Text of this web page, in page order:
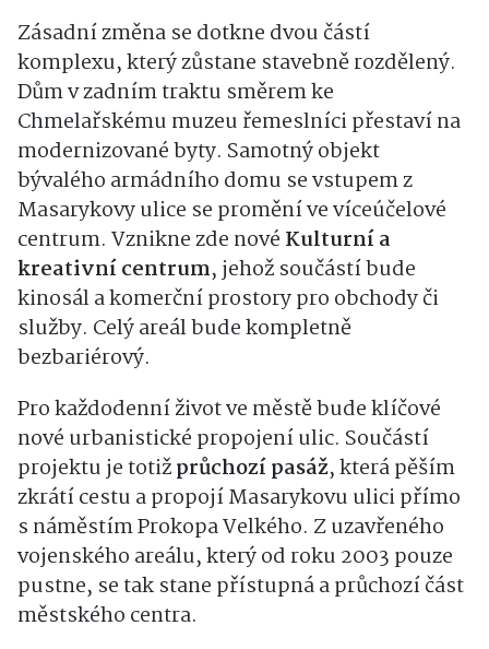
Zásadní změna se dotkne dvou částí
komplexu, který zůstane stavebně rozdělený.
Dům v zadním traktu směrem ke
Chmelařskému muzeu řemeslníci přestaví na
modernizované byty. Samotný objekt
bývalého armádního domu se vstupem z
Masarykovy ulice se promění ve víceúčelové
centrum. Vznikne zde nové Kulturní a
kreativní centrum, jehož součástí bude
kinosál a komerční prostory pro obchody či
služby. Celý areál bude kompletně
bezbariérový.
Pro každodenní život ve městě bude klíčové
nové urbanistické propojení ulic. Součástí
projektu je totižprůchozí pasáž, která pěším
zkrátí cestu a propojí Masarykovu ulici přímo
s náměstím Prokopa Velkého. Z uzavřeného
vojenského areálu, který od roku 2003 pouze
pustne, se tak stane přístupná a průchozí část
městského centra.